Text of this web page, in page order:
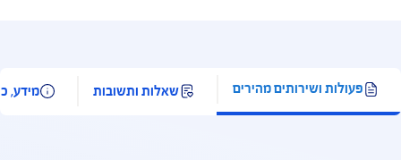
ישראל חברה לביטוח בע"מ